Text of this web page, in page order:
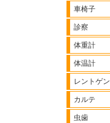
車椅子
診察
体重計
体温計
レントゲン
カルテ
虫歯